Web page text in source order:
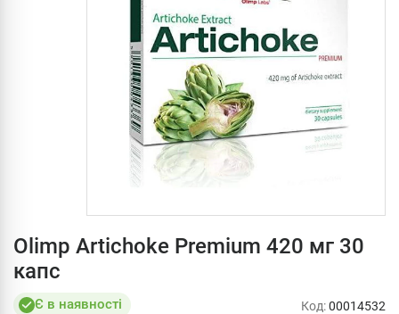
Olimp Artichoke Premium 420 мг 30
капс
Є в наявності
Код:00014532